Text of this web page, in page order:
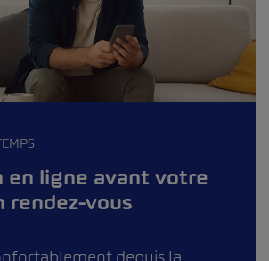
en ligne avant votre
rendez-vous